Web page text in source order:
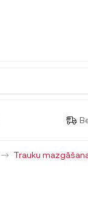
Trauku